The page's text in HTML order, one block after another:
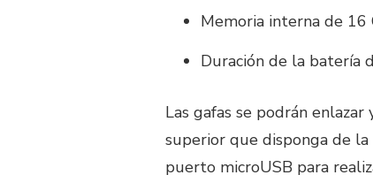
Memoria interna de
Duración de la batería
Las gafas se podrán
superior que disponga de
puerto microUSB para